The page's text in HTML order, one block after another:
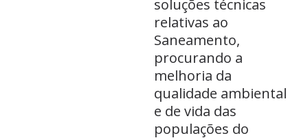
soluções técnicas
relativas ao
Saneamento,
procurando a
melhoria da
qualidade ambiental
e de vida das
populações do